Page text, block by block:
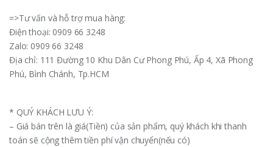
=>Tư vấn và hỗ trợ mua hàng:
Điện thoại: 0909 66 3248
Zalo: 0909 66 3248
Địa chỉ: 111 Đường 10 Khu Dân Cư Phong Phú, Ấp 4, Xã Phong
Phú, Bình Chánh, Tp.HCM
* QUÝ KHÁCH LƯU Ý:
– Giá bán trên là giá(Tiền) của sản phẩm, quý khách khi thanh
toán sẽ cộng thêm tiền phí vận chuyển(nếu có)